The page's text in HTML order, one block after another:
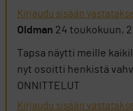
Kirjaudu sisään
Oldman 24 toukokuun,
Tapsa näytti meille
nyt osoitti henkistä
ONNITTELUT
Kirjaudu sisään